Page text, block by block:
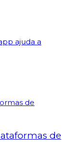
ajuda a
de